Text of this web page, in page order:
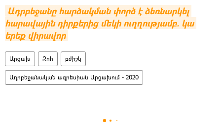
Ադրբեջանը հարձակման փորձ է ձեռնարկել
հարավային դիրքերից մեկի ուղղությամբ. կա
երեք վիրավոր
Արցախ Զոհ բժիշկ
Ադրբեջանական ագրեսիան Արցախում - 2020